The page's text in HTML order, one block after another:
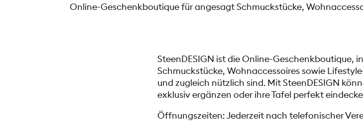
Online-Geschenkboutique für angesagt Schmuckstücke,
SteenDESIGN ist die Online-Geschenkboutique,
Schmuckstücke, Wohnaccessoires sowie
und zugleich nützlich sind. Mit SteenDESIGN
exklusiv ergänzen oder ihre Tafel perfekt
Öffnungszeiten: Jederzeit nach telefonischer